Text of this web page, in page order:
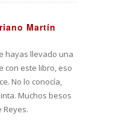
Martín
hayas llevado una
con este libro, eso
No lo conocía,
Muchos besos
Reyes.